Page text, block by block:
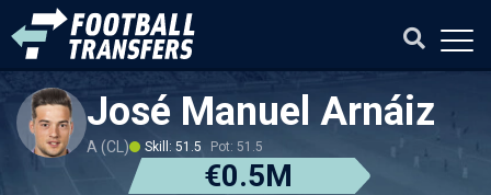
José Manuel Arnáiz
A (CL) Skill: 51.5 Pot: 51.5
€0.5M